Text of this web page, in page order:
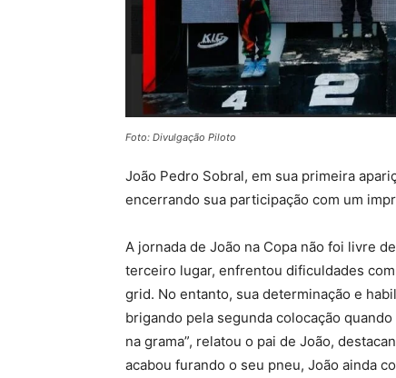
Foto: Divulgação Piloto
João Pedro Sobral, em sua primeira
encerrando sua participação com um
A jornada de João na Copa não foi livre
terceiro lugar, enfrentou dificuldades
grid. No entanto, sua determinação e
brigando pela segunda colocação
na grama”, relatou o pai de João,
acabou furando o seu pneu, João ainda